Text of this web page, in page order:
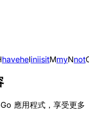
haveheIiniisitMmyNnot
應用程式，享受更多